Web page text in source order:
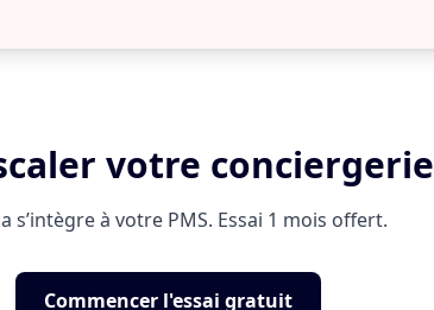
votre
s’intègre à votre PMS. Essai 1 mois offert.
Commencer l'essai gratuit